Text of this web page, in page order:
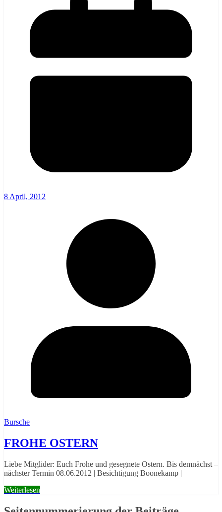
8 April, 2012
Bursche
FROHE OSTERN
Liebe Mitglider: Euch Frohe und gesegnete Ostern. Bis demnächst –
nächster Termin 08.06.2012 | Besichtigung Boonekamp |
Weiterlesen